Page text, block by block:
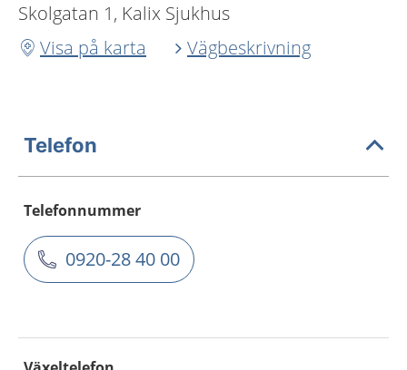
Skolgatan 1, Kalix Sjukhus
Visa på karta
Vägbeskrivning
Telefon
Telefonnummer
0920-28 40 00